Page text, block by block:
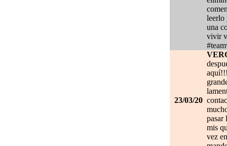
leerlo
una
vivir
23/03/20
pasar
mis
vez